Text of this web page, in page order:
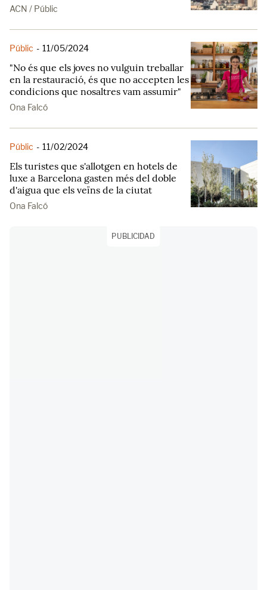
ACN / Públic
Públic - 11/05/2024
"No és que els joves no vulguin treballar
en la restauració, és que no accepten les
condicions que nosaltres vam assumir"
Ona Falcó
Públic - 11/02/2024
Els turistes que s'allotgen en hotels de
luxe a Barcelona gasten més del doble
d'aigua que els veïns de la ciutat
Ona Falcó
PUBLICIDAD